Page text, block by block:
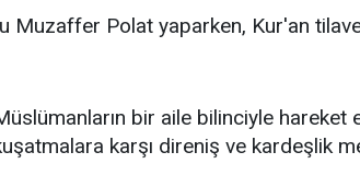
Muzaffer Polat yaparken, Kur'an
bir aile bilinciyle hareket
karşı direniş ve kardeşlik